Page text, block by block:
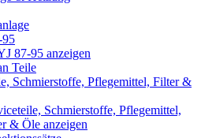
95
87-95 anzeigen
Teile
Schmierstoffe, Pflegemittel, Filter &
Schmierstoffe, Pflegemittel,
& Öle anzeigen